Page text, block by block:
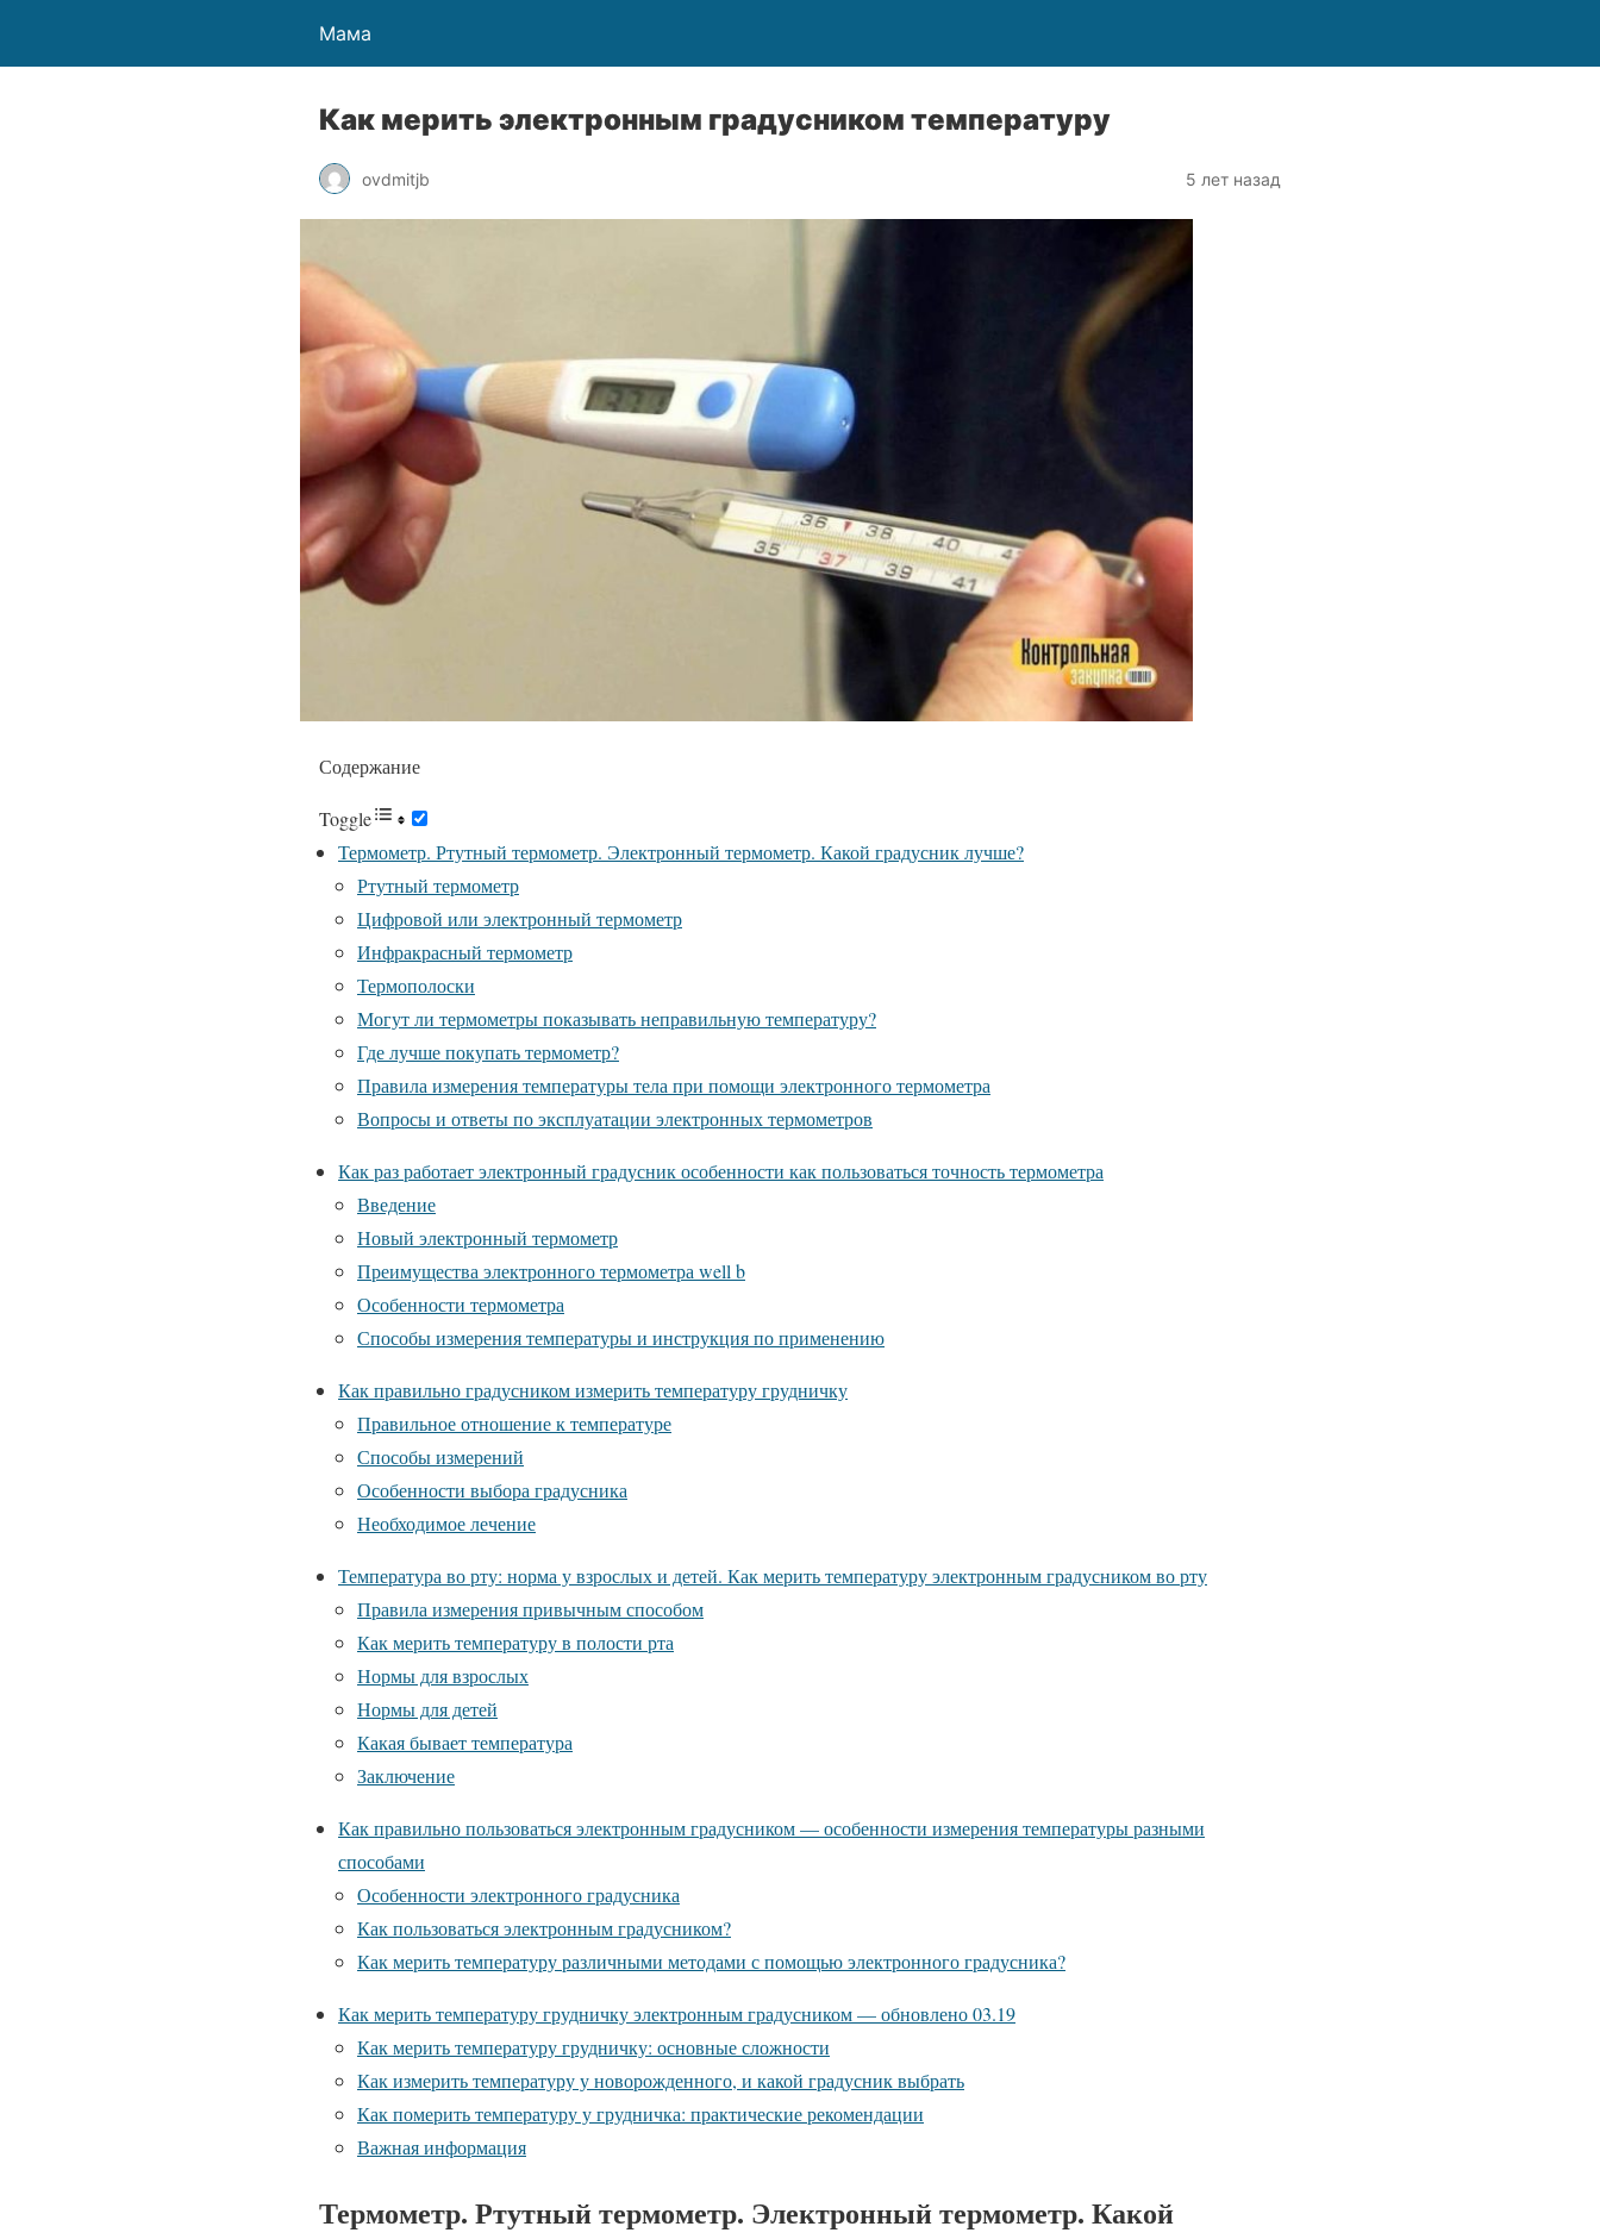
Мама
Как мерить электронным градусником температуру
ovdmitjb 5 лет назад
Содержание
Toggle
Термометр. Ртутный термометр. Электронный термометр. Какой градусник лучше?
Ртутный термометр
Цифровой или электронный термометр
Инфракрасный термометр
Термополоски
Могут ли термометры показывать неправильную температуру?
Где лучше покупать термометр?
Правила измерения температуры тела при помощи электронного термометра
Вопросы и ответы по эксплуатации электронных термометров
Как раз работает электронный градусник особенности как пользоваться точность термометра
Введение
Новый электронный термометр
Преимущества электронного термометра well b
Особенности термометра
Способы измерения температуры и инструкция по применению
Как правильно градусником измерить температуру грудничку
Правильное отношение к температуре
Способы измерений
Особенности выбора градусника
Необходимое лечение
Температура во рту: норма у взрослых и детей. Как мерить температуру электронным градусником во рту
Правила измерения привычным способом
Как мерить температуру в полости рта
Нормы для взрослых
Нормы для детей
Какая бывает температура
Заключение
Как правильно пользоваться электронным градусником — особенности измерения температуры разными
способами
Особенности электронного градусника
Как пользоваться электронным градусником?
Как мерить температуру различными методами с помощью электронного градусника?
Как мерить температуру грудничку электронным градусником — обновлено 03.19
Как мерить температуру грудничку: основные сложности
Как измерить температуру у новорожденного, и какой градусник выбрать
Как померить температуру у грудничка: практические рекомендации
Важная информация
Термометр. Ртутный термометр. Электронный термометр. Какой